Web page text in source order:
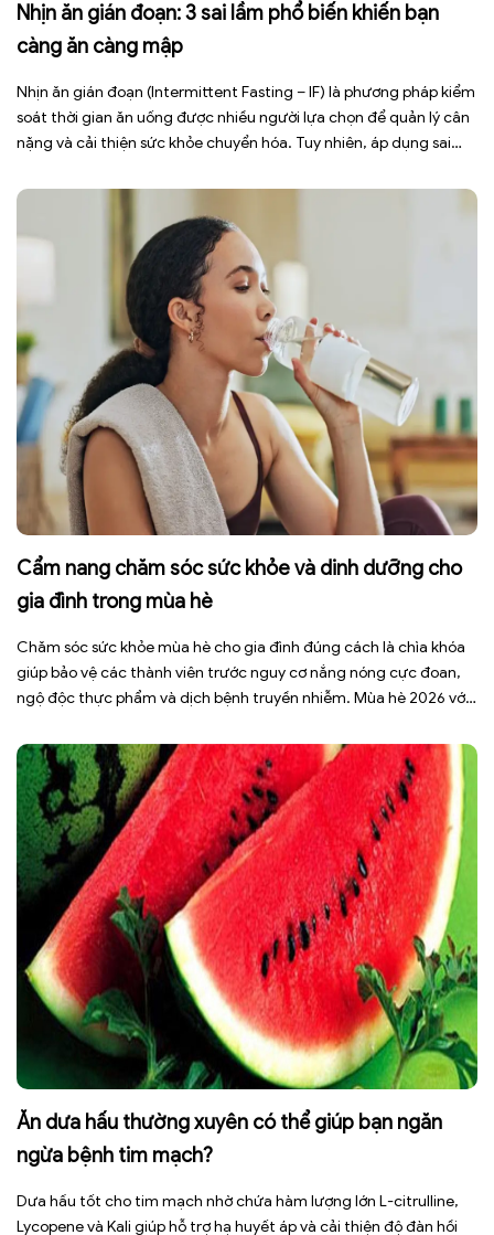
Nhịn ăn gián đoạn: 3 sai lầm phổ biến khiến bạn
càng ăn càng mập
Nhịn ăn gián đoạn (Intermittent Fasting – IF) là phương pháp kiểm
soát thời gian ăn uống được nhiều người lựa chọn để quản lý cân
nặng và cải thiện sức khỏe chuyển hóa. Tuy nhiên, áp dụng sai
sức, mất cơ […]
Cẩm nang chăm sóc sức khỏe và dinh dưỡng cho
gia đình trong mùa hè
Chăm sóc sức khỏe mùa hè cho gia đình đúng cách là chìa khóa
giúp bảo vệ các thành viên trước nguy cơ nắng nóng cực đoan,
ngộ độc thực phẩm và dịch bệnh truyền nhiễm. Mùa hè 2026 với
sức […]
Ăn dưa hấu thường xuyên có thể giúp bạn ngăn
ngừa bệnh tim mạch?
Dưa hấu tốt cho tim mạch nhờ chứa hàm lượng lớn L-citrulline,
Lycopene và Kali giúp hỗ trợ hạ huyết áp và cải thiện độ đàn hồi